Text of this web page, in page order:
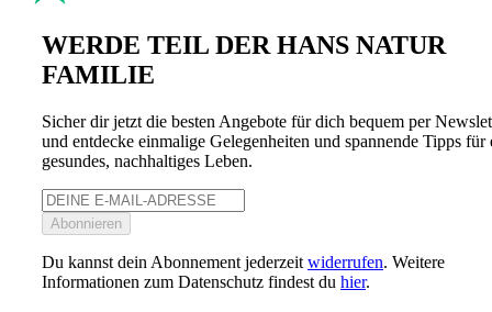
WERDE TEIL DER HANS NATUR
FAMILIE
Sicher dir jetzt die besten Angebote für dich bequem per
und entdecke einmalige Gelegenheiten und spannende Tipps für
gesundes, nachhaltiges Leben.
Abonnieren
Du kannst dein Abonnement jederzeit widerrufen. Weitere
Informationen zum Datenschutz findest du hier.